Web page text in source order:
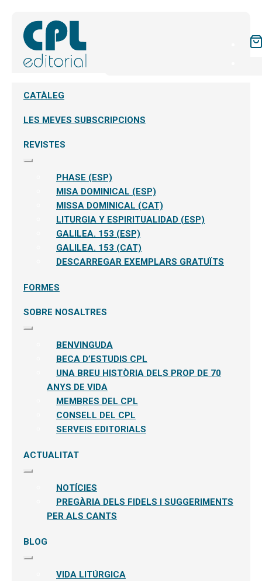
CATÀLEG
LES MEVES SUBSCRIPCIONS
REVISTES
Expandeix
secundari
PHASE (ESP)
MISA DOMINICAL (ESP)
MISSA DOMINICAL (CAT)
LITURGIA Y ESPIRITUALIDAD (ESP)
GALILEA. 153 (ESP)
GALILEA. 153 (CAT)
DESCARREGAR EXEMPLARS GRATUÏTS
FORMES
SOBRE NOSALTRES
Expandeix
secundari
BENVINGUDA
BECA D’ESTUDIS CPL
UNA BREU HISTÒRIA DELS PROP DE 70
ANYS DE VIDA
MEMBRES DEL CPL
CONSELL DEL CPL
SERVEIS EDITORIALS
ACTUALITAT
Expandeix
secundari
NOTÍCIES
PREGÀRIA DELS FIDELS I SUGGERIMENTS
PER ALS CANTS
BLOG
Expandeix
VIDA LITÚRGICA